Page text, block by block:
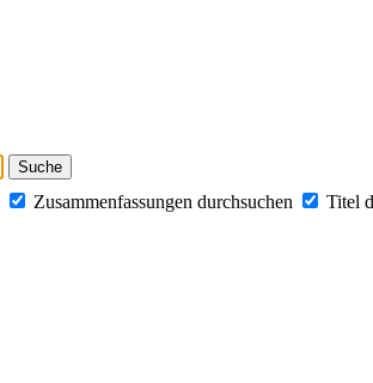
Zusammenfassungen durchsuchen Titel